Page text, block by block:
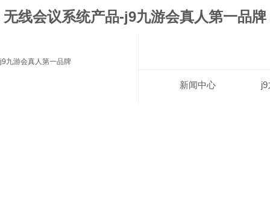
无线会议系统产品-j9九游会真人第一品牌
j9九游会真人第一品牌
新闻中心